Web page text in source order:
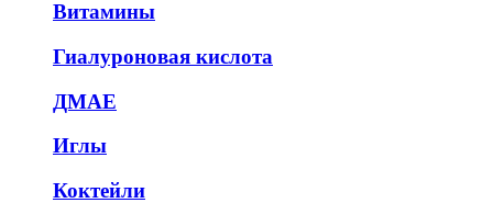
Витамины
Гиалуроновая кислота
ДМАЕ
Иглы
Коктейли